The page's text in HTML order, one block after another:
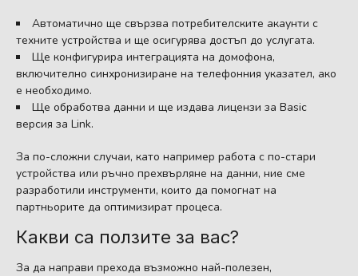
Автоматично ще свързва потребителските акаунти с
техните устройства и ще осигурява достъп до услугата.
Ще конфигурира интеграцията на домофона,
включително синхронизиране на телефонния указател, ако
е необходимо.
Ще обработва данни и ще издава лицензи за Basic
версия за Link.
За по-сложни случаи, като например работа с по-стари
устройства или ръчно прехвърляне на данни, ние сме
разработили инструменти, които да помогнат на
партньорите да оптимизират процеса.
Какви са ползите за вас?
За да направи прехода възможно най-полезен,